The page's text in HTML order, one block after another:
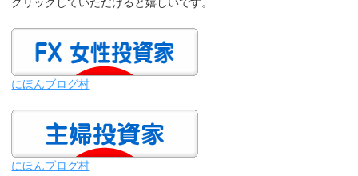
クリックしていただけると嬉しいです。
にほんブログ村
にほんブログ村